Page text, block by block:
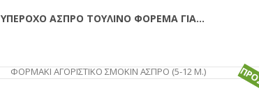
ΥΠΕΡΟΧΟ ΑΣΠΡΟ ΤΟΥΛΙΝΟ ΦΟΡΕΜΑ ΓΙΑ...
ΑΓΟΡΆ